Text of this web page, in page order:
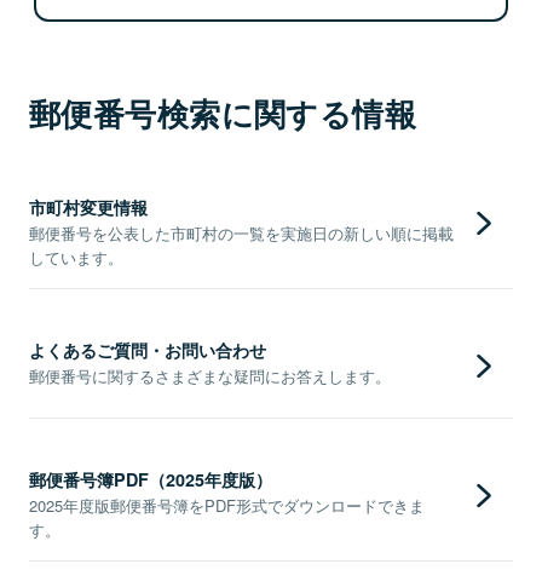
郵便番号検索に関する情報
市町村変更情報
郵便番号を公表した市町村の一覧を実施日の新しい順に掲載
しています。
よくあるご質問・お問い合わせ
郵便番号に関するさまざまな疑問にお答えします。
郵便番号簿PDF（2025年度版）
2025年度版郵便番号簿をPDF形式でダウンロードできま
す。